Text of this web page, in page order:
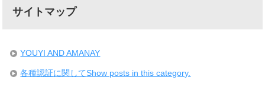
サイトマップ
YOUYI AND AMANAY
各種認証に関してShow posts in this category.